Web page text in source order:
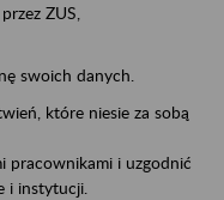
ZUS,
swoich danych.
które niesie za sobą
pracownikami i uzgodnić
i instytucji.